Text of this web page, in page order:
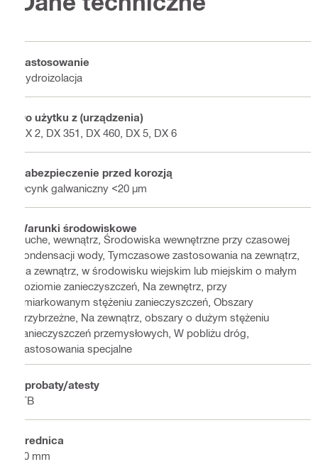
Zastosowanie
Hydroizolacja
Do użytku z (urządzenia)
DX 2, DX 351, DX 460, DX 5, DX 6
Zabezpieczenie przed korozją
Ocynk galwaniczny <20 µm
Warunki środowiskowe
Suche, wewnątrz, Środowiska wewnętrzne przy czasowej
kondensacji wody, Tymczasowe zastosowania na zewnątrz,
Na zewnątrz, w środowisku wiejskim lub miejskim o małym
poziomie zanieczyszczeń, Na zewnętrz, przy
umiarkowanym stężeniu zanieczyszczeń, Obszary
przybrzeżne, Na zewnątrz, obszary o dużym stężeniu
zanieczyszczeń przemysłowych, W pobliżu dróg,
Zastosowania specjalne
Aprobaty/atesty
ITB
Średnica
60 mm